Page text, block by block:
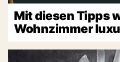
Mit diesen Tipps
Wohnzimmer